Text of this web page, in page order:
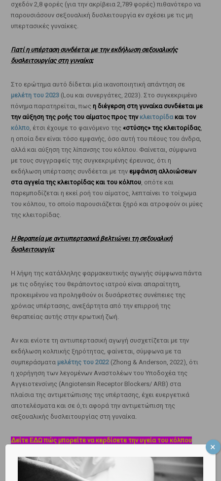
σχεδόν 2,8 φορές (για την ακρίβεια 2,789 φορές) πιθανότερο να
παρουσιάσουν σεξουαλική δυσλειτουργία εν σχέσει με τις μη
υπερτασικές γυναίκες.
Γιατί η υπέρταση συνδέεται με την εκδήλωση σεξουαλικής
δυσλειτουργίας στη γυναίκα;
Στο ερώτημα αυτό δίδεται μία ικανοποιητική απάντηση σε
μελέτη του 2023(Lou και συνεργάτες, 2023). Στο συγκεκριμένο
πόνημα παρατηρείται, πως η διέγερση στη γυναίκα συνδέεται με
την αύξηση της ροής του αίματος προς την κλειτορίδακαι τον
κόλπο, έτσι έχουμε το φαινόμενο της «στύσης» της κλειτορίδας,
η οποία δεν είναι τόσο εμφανής, όσο αυτή του πέους του άνδρα,
αλλά και αύξηση της λίπανσης του κόλπου. Φαίνεται, σύμφωνα
με τους συγγραφείς της συγκεκριμένης έρευνας, ότι η
εκδήλωση υπέρτασης συνδέεται με την εμφάνιση αλλοιώσεων
στα αγγεία της κλειτορίδας και του κόλπου, οπότε και
παρεμποδίζεται η εκεί ροή του αίματος, λεπταίνει το τοίχωμα
του κόλπου, το οποίο παρουσιάζεται ξηρό και ατροφούν οι μύες
της κλειτορίδας.
Η θεραπεία με αντιυπερτασικά βελτιώνει τη σεξουαλική
δυσλειτουργία;
Η λήψη της κατάλληλης φαρμακευτικής αγωγής σύμφωνα πάντα
με τις οδηγίες του θεράποντος ιατρού είναι απαραίτητη,
προκειμένου να προληφθούν οι δυσάρεστες συνέπειες της
χρόνιας υπέρτασης, ανεξάρτητα από την επιρροή της
θεραπείας αυτής στην ερωτική ζωή.
Αν και ενίοτε τη αντιυπερτασική αγωγή συσχετίζεται με την
εκδήλωση κολπικής ξηρότητας, φαίνεται, σύμφωνα με τα
συμπεράσματα μελέτης του 2022(Zhong & Anderson, 2022), ότι
η χορήγηση των λεγομένων Αναστολέων του Υποδοχέα της
Αγγειοτενσίνης (Angiotensin Receptor Blockers/ ARB) στα
πλαίσια της αντιμετώπισης της υπέρτασης, έχει ευεργετικά
αποτελέσματα και σε ό,τι αφορά την αντιμετώπιση της
σεξουαλικής δυσλειτουργίας στη γυναίκα.
Δείτε ΕΔΩ πώς μπορείτε να κερδίσετε την υγεία του κόλπου
Δείτε ΕΔΩ πώς μπορείτε να κερδίσετε την υγεία του κόλπου